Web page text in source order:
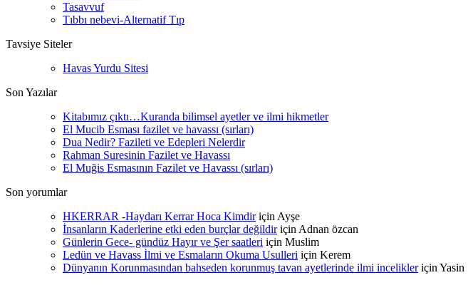
Tasavvuf
Tıbbı nebevi-Alternatif Tıp
Tavsiye Siteler
Havas Yurdu Sitesi
Son Yazılar
Kitabımız çıktı…Kuranda bilimsel ayetler ve ilmi hikmetler
El Mucib Esması fazilet ve havassı (sırları)
Dua Nedir? Fazileti ve Edepleri Nelerdir
Rahman Suresinin Fazilet ve Havassı
El Muğis Esmasının Fazilet ve Havassı (sırları)
Son yorumlar
HKERRAR -Haydarı Kerrar Hoca Kimdiriçin Ayşe
İnsanların Kaderlerine etki eden burçlar değildiriçin Adnan özcan
Günlerin Gece- gündüz Hayır ve Şer saatleri için Muslim
Ledün ve Havass İlmi ve Esmaların Okuma Usulleri için Kerem
Dünyanın Korunmasından bahseden korunmuş tavan ayetlerinde ilmi incelikleriçin Yasin